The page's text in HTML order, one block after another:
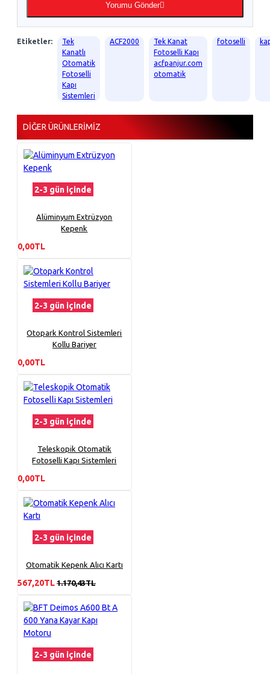
Yorumu Gönder
Etiketler:
Tek
Kanatlı
Otomatik
Fotoselli
Kapı
Sistemleri
ACF2000
Tek Kanat
Fotoselli Kapı
acfpanjur.com
otomatik
fotoselli
DIĞER ÜRÜNLERIMIZ
2-3 gün içinde
Alüminyum Extrüzyon
Kepenk
0,00TL
2-3 gün içinde
Otopark Kontrol Sistemleri
Kollu Bariyer
0,00TL
2-3 gün içinde
Teleskopik Otomatik
Fotoselli Kapı Sistemleri
0,00TL
2-3 gün içinde
Otomatik Kepenk Alıcı Kartı
567,20TL 1.170,43TL
2-3 gün içinde